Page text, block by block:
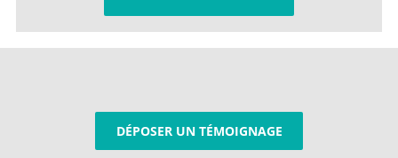
DÉPOSER UN TÉMOIGNAGE